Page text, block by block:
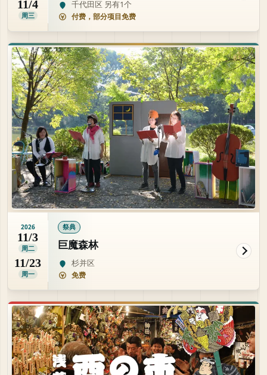
11/4
周三
千代田区 另有1个
付费，部分项目免费
2026
11/3
周二
11/23
周一
祭典
巨魔森林
杉并区
免费